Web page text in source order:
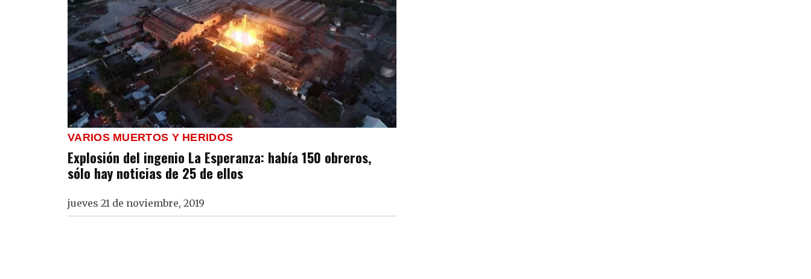
VARIOS MUERTOS Y HERIDOS
Explosión del ingenio La Esperanza: había 150 obreros,
sólo hay noticias de 25 de ellos
jueves 21 de noviembre, 2019